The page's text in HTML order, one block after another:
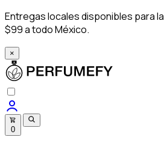
Entregas locales disponibles para
$99 a todo México.
×
0